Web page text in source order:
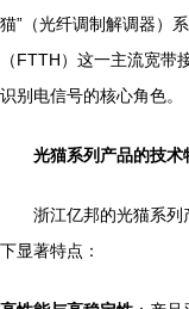
猫”（光纤调制解调器）
（FTTH）这一主流宽
识别电信号的核心角色。
光猫系列产品的技术
浙江亿邦的光猫系列
下显著特点：